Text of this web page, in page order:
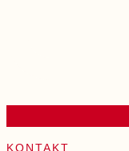
KONTAKT